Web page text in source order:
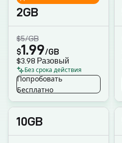
2GB
$5/GB
$1.99/GB
$3.98 Разовый
Без срока действия
Попробовать
Бесплатно
10GB